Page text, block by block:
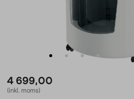
4 699,00
(inkl. moms)